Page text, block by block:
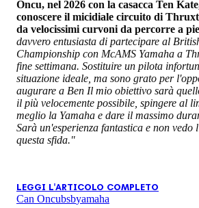
Oncu, nel 2026 con la casacca Ten
conoscere il micidiale circuito di
da velocissimi curvoni da percorre a
davvero entusiasta di partecipare al
Championship con McAMS Yamaha a
fine settimana. Sostituire un pilota
situazione ideale, ma sono grato per
augurare a Ben Il mio obiettivo sarà
il più velocemente possibile, spingere al
meglio la Yamaha e dare il massimo
Sarà un'esperienza fantastica e non vedo
questa sfida."
LEGGI L'ARTICOLO COMPLETO
Can Oncubsbyamaha